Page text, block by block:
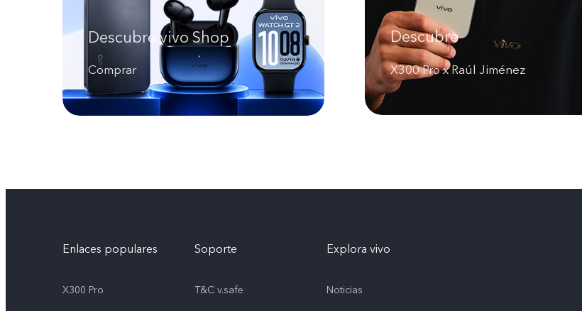
Descubre
X300 Pro x Raúl Jiménez
Descubre vivo Shop
Comprar
Enlaces populares
X300 Pro
Soporte
T&C v.safe
Explora vivo
Noticias